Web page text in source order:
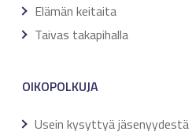
Elämän keitaita
Taivas takapihalla
OIKOPOLKUJA
Usein kysyttyä jäsenyydestä